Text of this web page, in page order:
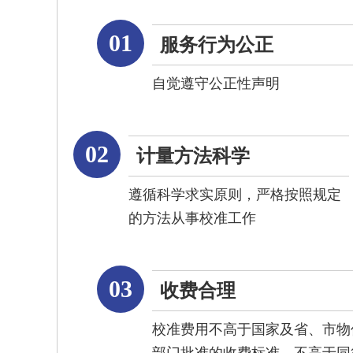
01 服务行为公正
自觉遵守公正性声明
02 计量方法科学
遵循科学求实原则，严格按照规定
的方法从事校准工作
03 收费合理
校准费用不高于国家及省、市